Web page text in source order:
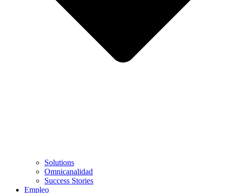
Solutions
Omnicanalidad
Success Stories
Empleo